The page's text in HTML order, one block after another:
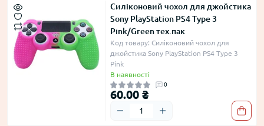
Силіконовий чохол для джойстика
Sony PlayStation PS4 Type 3
Pink/Green тех.пак
Код товару: Силіконовий чохол для
джойстика Sony PlayStation PS4 Type 3
Pink
В наявності
0
60.00 ₴